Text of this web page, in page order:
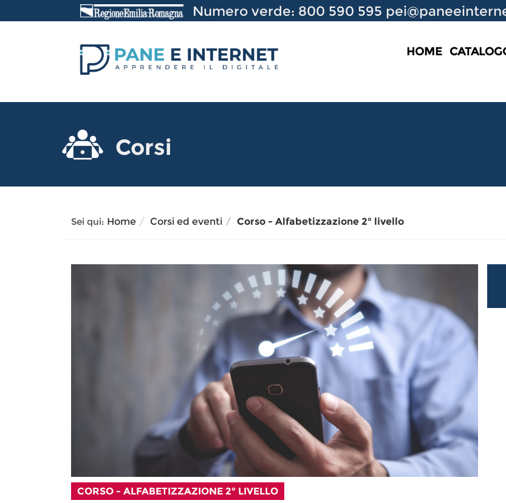
al
Numero verde: 800 590 595
HOME
Corsi
Sei qui: Home Corsi ed eventi Corso - Alfabetizzazione 2° livello
CORSO - ALFABETIZZAZIONE 2° LIVELLO